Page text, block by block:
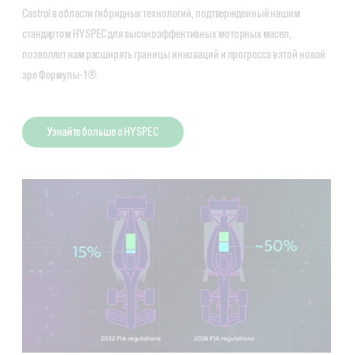
Castrol в области гибридных технологий, подтвержденный нашим
стандартом HYSPEC для высокоэффективных моторных масел,
позволяет нам расширять границы инноваций и прогресса в этой новой
эре Формулы-1®.
Узнайте больше о HYSPEC